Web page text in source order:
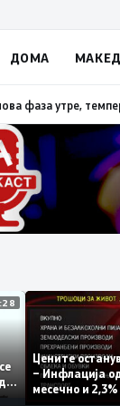
ДОМА
на Свечената
12:28
се
да
Цените
–
месечно и